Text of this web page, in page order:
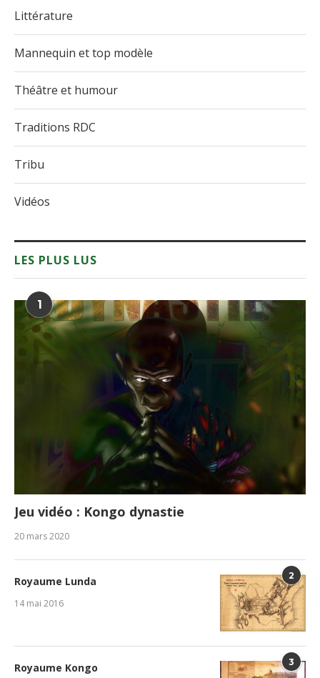
Littérature
Mannequin et top modèle
Théâtre et humour
Traditions RDC
Tribu
Vidéos
LES PLUS LUS
1
Jeu vidéo : Kongo dynastie
20 mars 2020
2
Royaume Lunda
14 mai 2016
3
Royaume Kongo